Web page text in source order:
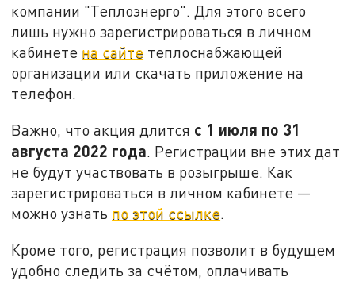
компании "Теплоэнерго". Для этого всего
лишь нужно зарегистрироваться в личном
кабинете на сайте теплоснабжающей
организации или скачать приложение на
телефон.
Важно, что акция длится с 1 июля по 31
августа 2022 года. Регистрации вне этих дат
не будут участвовать в розыгрыше. Как
зарегистрироваться в личном кабинете —
можно узнать по этой ссылке.
Кроме того, регистрация позволит в будущем
удобно следить за счётом, оплачивать